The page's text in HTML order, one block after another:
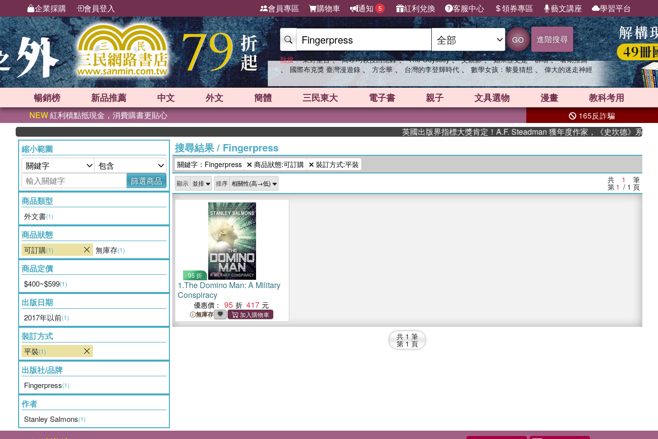
企業採購 會員登入 會員專區 購物車 通知 5 紅利兌換 客服中心 領券專區 藝文講座 學習平台
GO 進階搜尋
熱搜： 東野圭吾 、 高希均教授回憶錄 、 The Odyssey 、 父親節 、 如果歷史是一群喵 、 暑期推薦
、 國際布克獎 臺灣漫遊錄 、 方念華 、 台灣的李登輝時代 、 數學女孩：黎曼猜想 、 偉大的迷走神經
暢銷榜 新品推薦 中文 外文 簡體 三民東大 電子書 親子 文具選物 漫畫 教科考用
NEW紅利積點抵現金，消費購書更貼心 165反詐騙
英國出版界指標大獎肯定！A.F. Steadman 獲年度作家，《史坎德》系列帶
縮小範圍
篩選商品
商品類型
外文書(1)
商品狀態
可訂購(1) 無庫存(1)
商品定價
$400~$599(1)
出版日期
2017年以前(1)
裝訂方式
平裝(1)
出版社/品牌
Fingerpress(1)
作者
Stanley Salmons(1)
搜尋結果/ Fingerpress
關鍵字：Fingerpress 商品狀態:可訂購 裝訂方式:平裝
顯示 排序 共 1 筆
第 1 / 1 頁
95 折
1.The Domino Man: A Military
Conspiracy
優惠價： 95 417
無庫存
共 1 筆
第 1 頁